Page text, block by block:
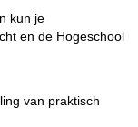
kun je
en de Hogeschool
van praktisch